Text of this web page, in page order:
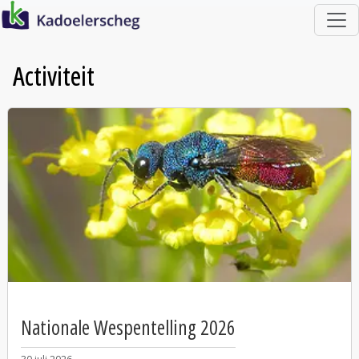
ga direct naar de inhoud
home
Activiteit
Nationale Wespentelling 2026